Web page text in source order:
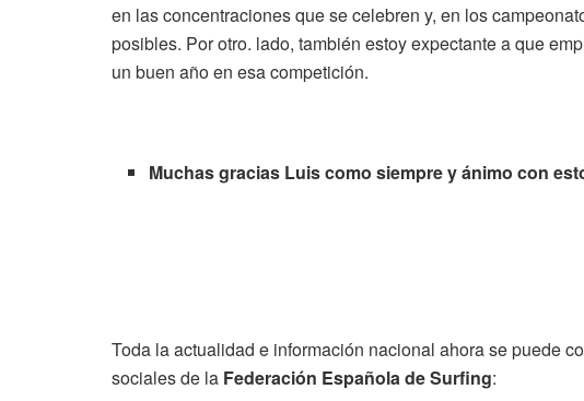
en las concentraciones que se celebren y, en los
posibles. Por otro. lado, también estoy expectante a que
un buen año en esa competición.
Muchas gracias Luis como siempre y ánimo con
Toda la actualidad e información nacional ahora se puede
sociales de la Federación Española de Surfing: